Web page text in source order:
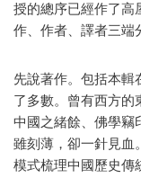
授的總序已經作了高
作、作者、譯者三端
先說著作。包括本輯
了多數。曾有西方的
中國之緒餘、佛學竊
雖刻薄，卻一針見血
模式梳理中國歷史傳